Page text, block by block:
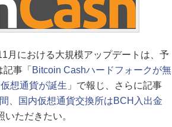
における大規模アップデートは、予
事「 Bitcoin Cashハードフォークが無
想通貨が誕生 」で報じ、さらに記事
、国内仮想通貨交換所はBCH入出金
いただきたい。